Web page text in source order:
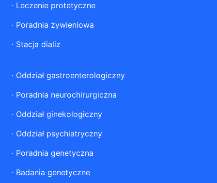
· Leczenie protetyczne
· Poradnia żywieniowa
· Stacja dializ
· Oddział gastroenterologiczny
· Poradnia neurochirurgiczna
· Oddział ginekologiczny
· Oddział psychiatryczny
· Poradnia genetyczna
· Badania genetyczne